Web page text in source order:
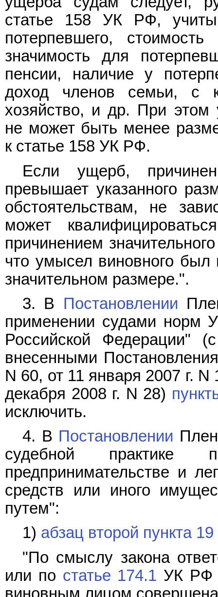
статье 158 УК РФ,
потерпевшего,
значимость для
пенсии, наличие у
доход членов семьи, с
хозяйство, и др. При этом
не может быть менее
к статье 158 УК РФ.
Если ущерб,
превышает указанного
обстоятельствам, не
может
причинением
что умысел виновного
значительном размере.".
3. В Постановлении
применении судами норм
Российской Федерации"
внесенными
N 60, от 11 января 2007 г.
декабря 2008 г. N 28)
исключить.
4. В Постановлении
судебной
предпринимательстве и
средств или иного
путем":
1) абзац второй пункта 19
"По смыслу закона
или по статье 174.1 УК РФ